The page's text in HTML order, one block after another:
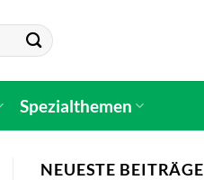
Spezialthemen
NEUESTE BEITRÄGE